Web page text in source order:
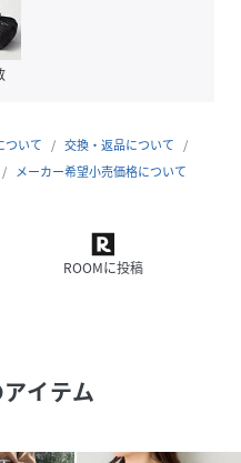
なっており、きちんと見え
。
》
してくれます。
ついて
交換・返品について
メーカー希望小売価格について
ROOMに投稿
イテム